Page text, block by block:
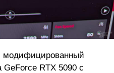
модифицированный
GeForce RTX 5090 с